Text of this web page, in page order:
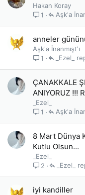
Hakan Koray
1
Aşk'a
anneler
Aşk'a İnanmışt'ı
1
_Ezel_
ÇANAKKALE
ANIYORUZ !!!
_Ezel_
1
Aşk'a
8 Mart Dünya
Kutlu Olsun...
_Ezel_
2
_Ezel_
iyi kandiller